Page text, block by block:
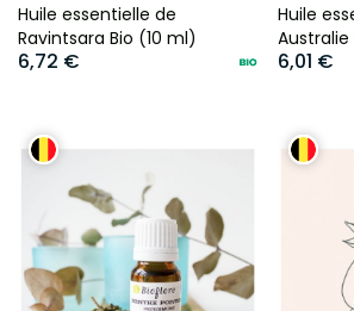
Huile essentielle de
Ravintsara Bio (10 ml)
6,72 €
Huile
Australie
6,01 €